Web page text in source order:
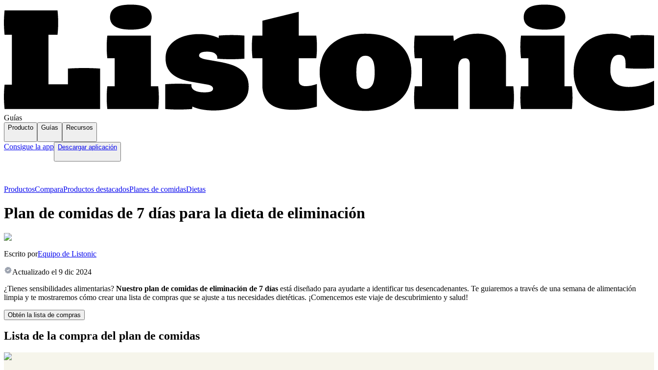
Guías
Producto Guías Recursos
Consigue la app Descargar aplicación
ProductosComparaProductos destacadosPlanes de comidasDietas
Plan de comidas de 7 días para la dieta de eliminación
Escrito porEquipo de Listonic
Actualizado el 9 dic 2024
¿Tienes sensibilidades alimentarias? Nuestro plan de comidas de eliminación de 7 días está diseñado para ayudarte a identificar tus desencadenantes. Te guiaremos a través de una semana de alimentación
limpia y te mostraremos cómo crear una lista de compras que se ajuste a tus necesidades dietéticas. ¡Comencemos este viaje de descubrimiento y salud!
Obtén la lista de compras
Lista de la compra del plan de comidas